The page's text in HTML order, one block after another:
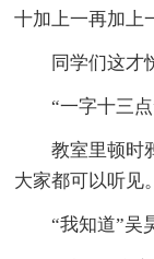
十加上一再加上
同学们这才
“一字十三
教室里顿时
大家都可以听见。
“我知道”吴